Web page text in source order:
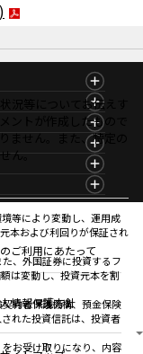
況等についてお伝えす
ントが作成したもので
ません。また、特定の
ん。
等により変動し、運用成
本および利回りが保証され
、外国証券に投資するフ
は変動し、投資元本を割
約者保護機構、預金保険
れた投資信託は、投資者
お受け取りになり、内容
いて
換金手数料
ご利用にあたって
情報保護方針